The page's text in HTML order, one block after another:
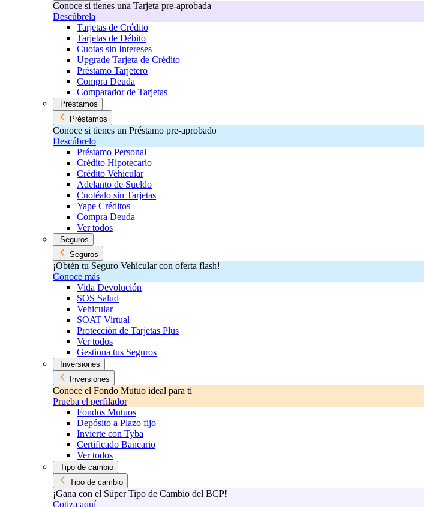
Conoce si tienes una Tarjeta pre-aprobada
Descúbrela
Tarjetas de Crédito
Tarjetas de Débito
Cuotas sin Intereses
Upgrade Tarjeta de Crédito
Préstamo Tarjetero
Compra Deuda
Comparador de Tarjetas
Préstamos
Préstamos
Conoce si tienes un Préstamo pre-aprobado
Descúbrelo
Préstamo Personal
Crédito Hipotecario
Crédito Vehicular
Adelanto de Sueldo
Cuotéalo sin Tarjetas
Yape Créditos
Compra Deuda
Ver todos
Seguros
Seguros
¡Obtén tu Seguro Vehicular con oferta flash!
Conoce más
Vida Devolución
SOS Salud
Vehicular
SOAT Virtual
Protección de Tarjetas Plus
Ver todos
Gestiona tus Seguros
Inversiones
Inversiones
Conoce el Fondo Mutuo ideal para ti
Prueba el perfilador
Fondos Mutuos
Depósito a Plazo fijo
Invierte con Tyba
Certificado Bancario
Ver todos
Tipo de cambio
Tipo de cambio
¡Gana con el Súper Tipo de Cambio del BCP!
Cotiza aquí